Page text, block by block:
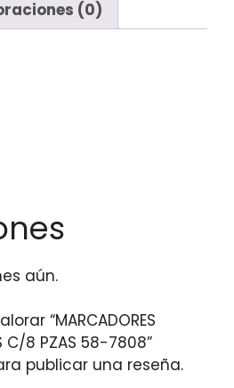
(0)
aún.
“MARCADORES
C/8 PZAS 58-7808”
publicar una reseña.